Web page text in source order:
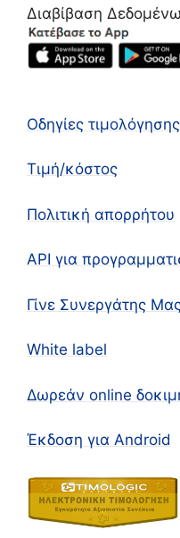
Διαβίβαση
Οδηγίες τιμολόγησης
Τιμή/κόστος
Πολιτική απορρήτου
API για
Γίνε Συνεργάτης
White label
Δωρεάν online
Έκδοση για Android